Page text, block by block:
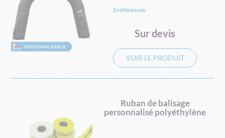
3 références
Sur devis
VOIR LE PRODUIT
Ruban de balisage
personnalisé polyéthylène